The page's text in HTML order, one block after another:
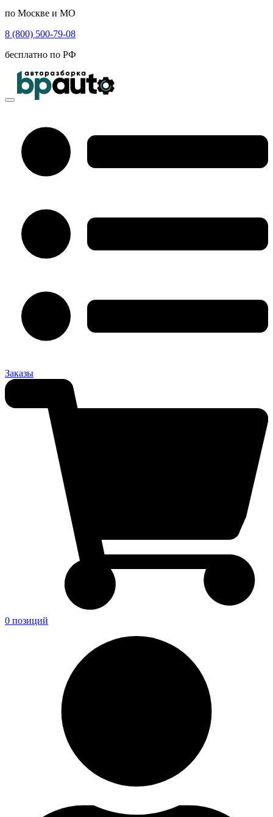
по Москве и МО
8 (800) 500-79-08
бесплатно по РФ
Заказы
0 позиций